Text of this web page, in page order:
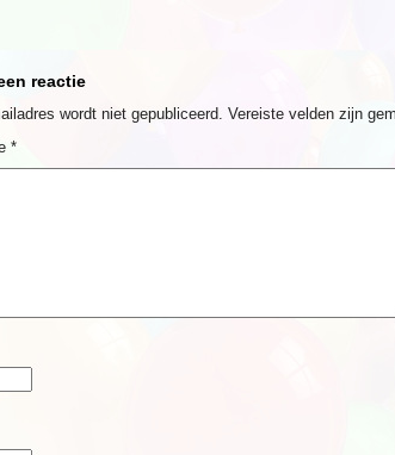
reactie
wordt niet gepubliceerd. Vereiste velden zijn
*